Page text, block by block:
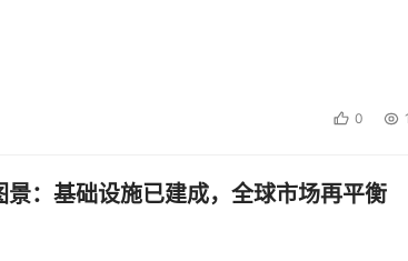
0
：基础设施已建成，全球市场再平衡